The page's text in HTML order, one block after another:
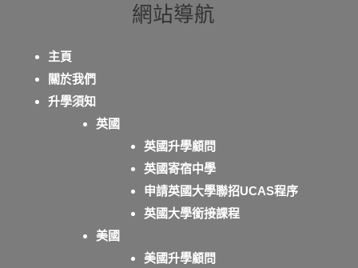
網站導航
主頁
關於我們
升學須知
英國
英國升學顧問
英國寄宿中學
申請英國大學聯招UCAS程序
英國大學銜接課程
美國
美國升學顧問